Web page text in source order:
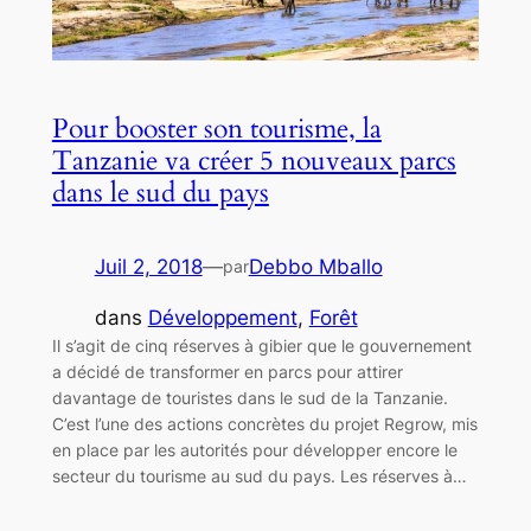
Pour booster son tourisme, la
Tanzanie va créer 5 nouveaux parcs
dans le sud du pays
Juil 2, 2018—parDebbo Mballo
dans Développement, Forêt
Il s’agit de cinq réserves à gibier que le gouvernement
a décidé de transformer en parcs pour attirer
davantage de touristes dans le sud de la Tanzanie.
C’est l’une des actions concrètes du projet Regrow, mis
en place par les autorités pour développer encore le
secteur du tourisme au sud du pays. Les réserves à…